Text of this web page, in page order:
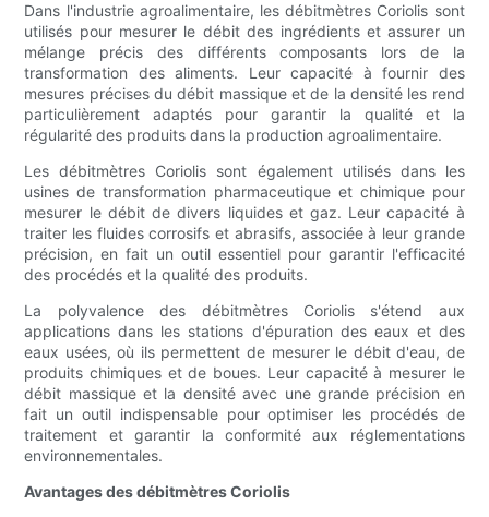
Dans l'industrie agroalimentaire, les débitmètres Coriolis sont
utilisés pour mesurer le débit des ingrédients et assurer un
mélange précis des différents composants lors de la
transformation des aliments. Leur capacité à fournir des
mesures précises du débit massique et de la densité les rend
particulièrement adaptés pour garantir la qualité et la
régularité des produits dans la production agroalimentaire.
Les débitmètres Coriolis sont également utilisés dans les
usines de transformation pharmaceutique et chimique pour
mesurer le débit de divers liquides et gaz. Leur capacité à
traiter les fluides corrosifs et abrasifs, associée à leur grande
précision, en fait un outil essentiel pour garantir l'efficacité
des procédés et la qualité des produits.
La polyvalence des débitmètres Coriolis s'étend aux
applications dans les stations d'épuration des eaux et des
eaux usées, où ils permettent de mesurer le débit d'eau, de
produits chimiques et de boues. Leur capacité à mesurer le
débit massique et la densité avec une grande précision en
fait un outil indispensable pour optimiser les procédés de
traitement et garantir la conformité aux réglementations
environnementales.
Avantages des débitmètres Coriolis